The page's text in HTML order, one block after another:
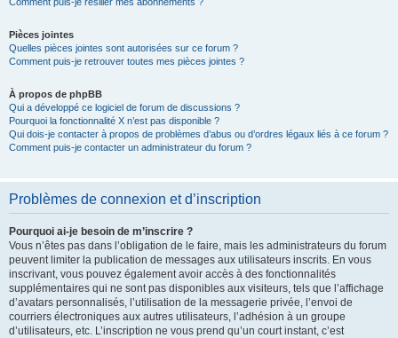
Pièces jointes
Quelles pièces jointes sont autorisées sur ce forum ?
Comment puis-je retrouver toutes mes pièces jointes ?
À propos de phpBB
Qui a développé ce logiciel de forum de discussions ?
Pourquoi la fonctionnalité X n’est pas disponible ?
Qui dois-je contacter à propos de problèmes d’abus ou d’ordres légaux liés à ce forum ?
Comment puis-je contacter un administrateur du forum ?
Problèmes de connexion et d’inscription
Pourquoi ai-je besoin de m’inscrire ?
Vous n’êtes pas dans l’obligation de le faire, mais les administrateurs du forum
peuvent limiter la publication de messages aux utilisateurs inscrits. En vous
inscrivant, vous pouvez également avoir accès à des fonctionnalités
supplémentaires qui ne sont pas disponibles aux visiteurs, tels que l’affichage
d’avatars personnalisés, l’utilisation de la messagerie privée, l’envoi de
courriers électroniques aux autres utilisateurs, l’adhésion à un groupe
d’utilisateurs, etc. L’inscription ne vous prend qu’un court instant, c’est